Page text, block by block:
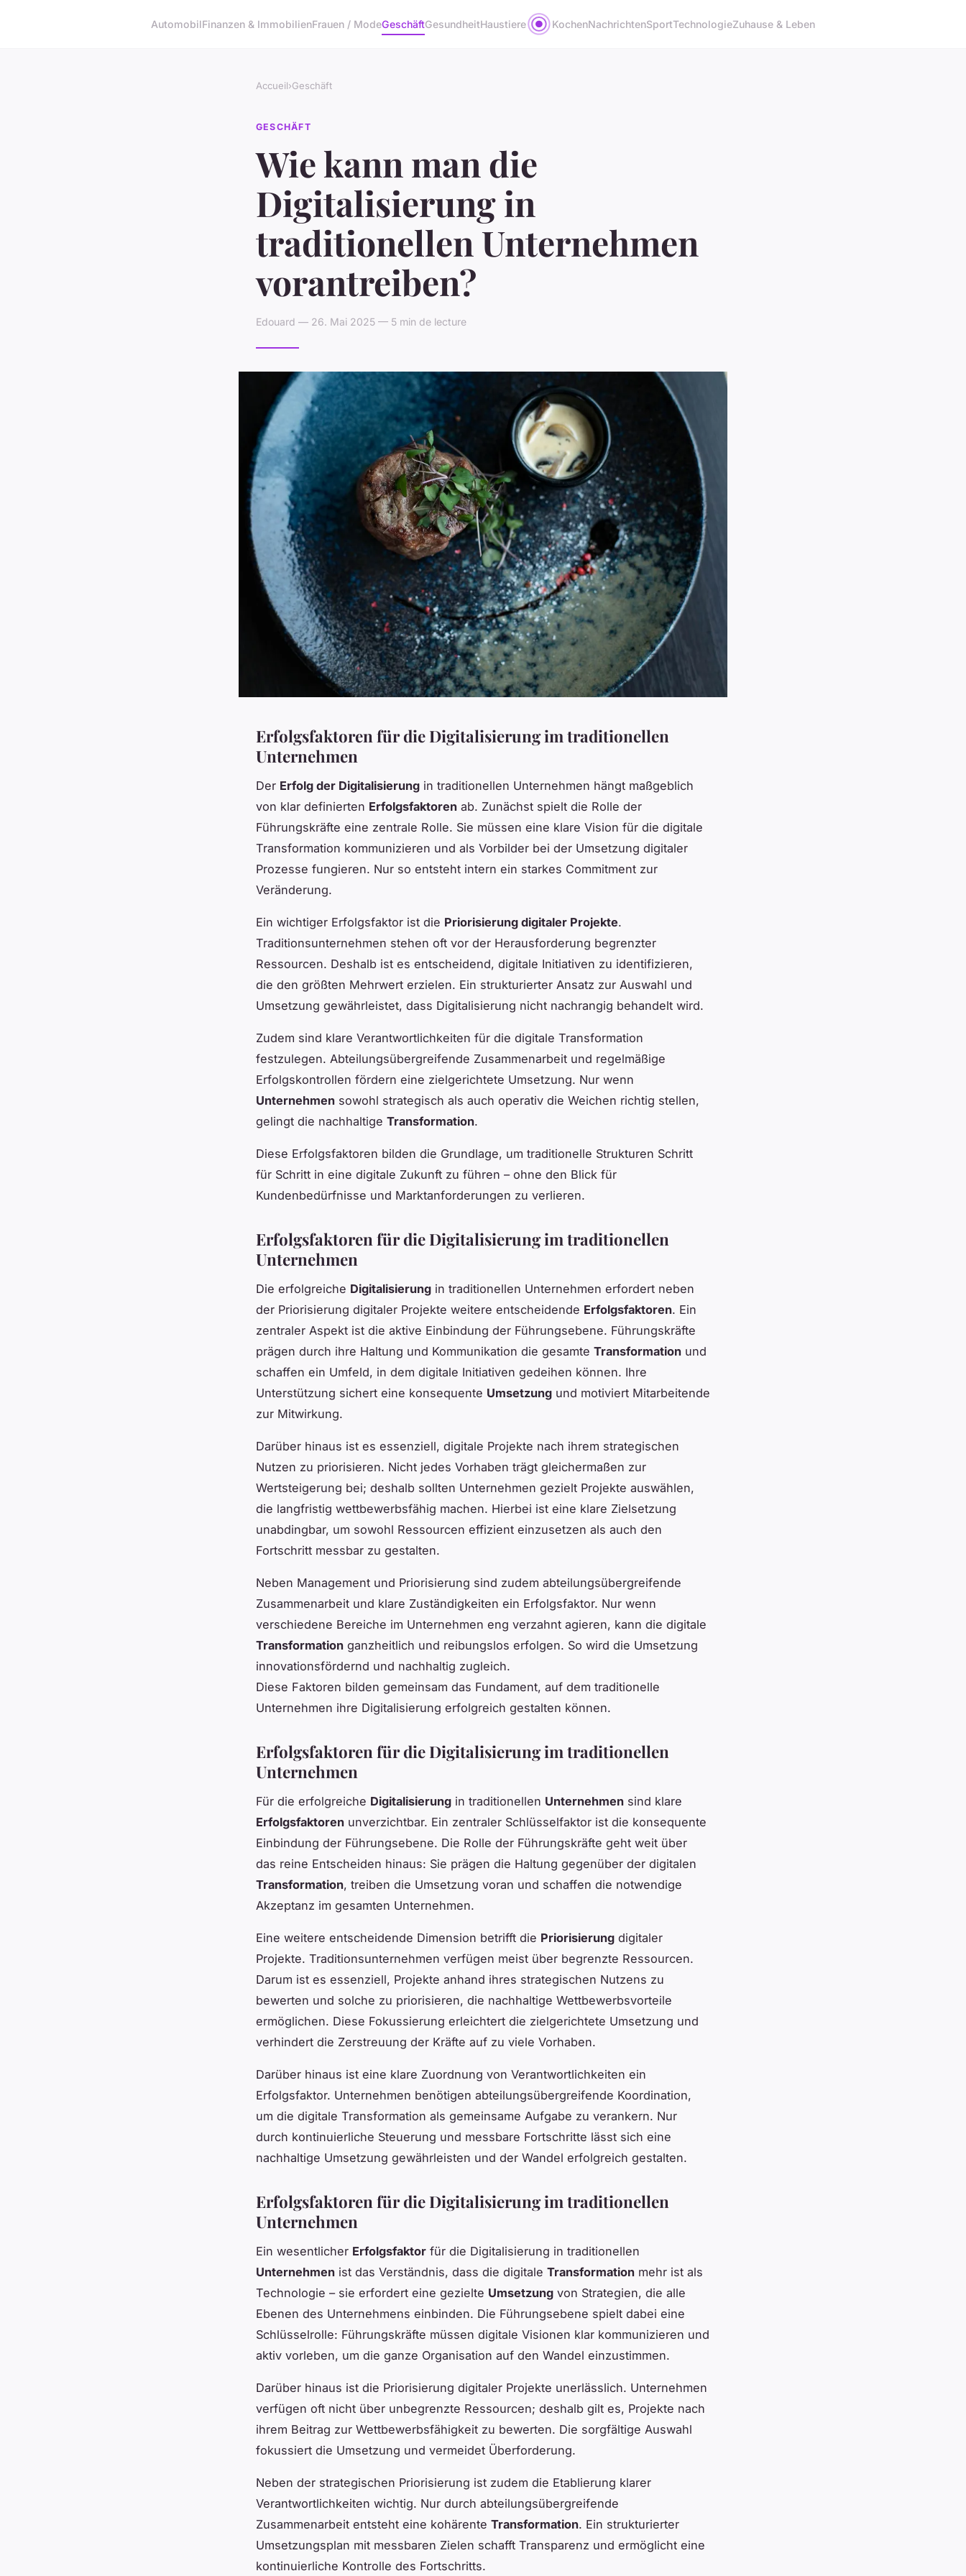
AutomobilFinanzen & ImmobilienFrauen / ModeGeschäftGesundheitHaustiere KochenNachrichtenSportTechnologieZuhause & Leben
Accueil›Geschäft
GESCHÄFT
Wie kann man die
Digitalisierung in
traditionellen Unternehmen
vorantreiben?
Edouard — 26. Mai 2025 — 5 min de lecture
Erfolgsfaktoren für die Digitalisierung im traditionellen
Unternehmen
Der Erfolg der Digitalisierung in traditionellen Unternehmen hängt maßgeblich
von klar definierten Erfolgsfaktoren ab. Zunächst spielt die Rolle der
Führungskräfte eine zentrale Rolle. Sie müssen eine klare Vision für die digitale
Transformation kommunizieren und als Vorbilder bei der Umsetzung digitaler
Prozesse fungieren. Nur so entsteht intern ein starkes Commitment zur
Veränderung.
Ein wichtiger Erfolgsfaktor ist die Priorisierung digitaler Projekte.
Traditionsunternehmen stehen oft vor der Herausforderung begrenzter
Ressourcen. Deshalb ist es entscheidend, digitale Initiativen zu identifizieren,
die den größten Mehrwert erzielen. Ein strukturierter Ansatz zur Auswahl und
Umsetzung gewährleistet, dass Digitalisierung nicht nachrangig behandelt wird.
Zudem sind klare Verantwortlichkeiten für die digitale Transformation
festzulegen. Abteilungsübergreifende Zusammenarbeit und regelmäßige
Erfolgskontrollen fördern eine zielgerichtete Umsetzung. Nur wenn
Unternehmen sowohl strategisch als auch operativ die Weichen richtig stellen,
gelingt die nachhaltige Transformation.
Diese Erfolgsfaktoren bilden die Grundlage, um traditionelle Strukturen Schritt
für Schritt in eine digitale Zukunft zu führen – ohne den Blick für
Kundenbedürfnisse und Marktanforderungen zu verlieren.
Erfolgsfaktoren für die Digitalisierung im traditionellen
Unternehmen
Die erfolgreiche Digitalisierung in traditionellen Unternehmen erfordert neben
der Priorisierung digitaler Projekte weitere entscheidende Erfolgsfaktoren. Ein
zentraler Aspekt ist die aktive Einbindung der Führungsebene. Führungskräfte
prägen durch ihre Haltung und Kommunikation die gesamte Transformation und
schaffen ein Umfeld, in dem digitale Initiativen gedeihen können. Ihre
Unterstützung sichert eine konsequente Umsetzung und motiviert Mitarbeitende
zur Mitwirkung.
Darüber hinaus ist es essenziell, digitale Projekte nach ihrem strategischen
Nutzen zu priorisieren. Nicht jedes Vorhaben trägt gleichermaßen zur
Wertsteigerung bei; deshalb sollten Unternehmen gezielt Projekte auswählen,
die langfristig wettbewerbsfähig machen. Hierbei ist eine klare Zielsetzung
unabdingbar, um sowohl Ressourcen effizient einzusetzen als auch den
Fortschritt messbar zu gestalten.
Neben Management und Priorisierung sind zudem abteilungsübergreifende
Zusammenarbeit und klare Zuständigkeiten ein Erfolgsfaktor. Nur wenn
verschiedene Bereiche im Unternehmen eng verzahnt agieren, kann die digitale
Transformation ganzheitlich und reibungslos erfolgen. So wird die Umsetzung
innovationsfördernd und nachhaltig zugleich.
Diese Faktoren bilden gemeinsam das Fundament, auf dem traditionelle
Unternehmen ihre Digitalisierung erfolgreich gestalten können.
Erfolgsfaktoren für die Digitalisierung im traditionellen
Unternehmen
Für die erfolgreiche Digitalisierung in traditionellen Unternehmen sind klare
Erfolgsfaktoren unverzichtbar. Ein zentraler Schlüsselfaktor ist die konsequente
Einbindung der Führungsebene. Die Rolle der Führungskräfte geht weit über
das reine Entscheiden hinaus: Sie prägen die Haltung gegenüber der digitalen
Transformation, treiben die Umsetzung voran und schaffen die notwendige
Akzeptanz im gesamten Unternehmen.
Eine weitere entscheidende Dimension betrifft die Priorisierung digitaler
Projekte. Traditionsunternehmen verfügen meist über begrenzte Ressourcen.
Darum ist es essenziell, Projekte anhand ihres strategischen Nutzens zu
bewerten und solche zu priorisieren, die nachhaltige Wettbewerbsvorteile
ermöglichen. Diese Fokussierung erleichtert die zielgerichtete Umsetzung und
verhindert die Zerstreuung der Kräfte auf zu viele Vorhaben.
Darüber hinaus ist eine klare Zuordnung von Verantwortlichkeiten ein
Erfolgsfaktor. Unternehmen benötigen abteilungsübergreifende Koordination,
um die digitale Transformation als gemeinsame Aufgabe zu verankern. Nur
durch kontinuierliche Steuerung und messbare Fortschritte lässt sich eine
nachhaltige Umsetzung gewährleisten und der Wandel erfolgreich gestalten.
Erfolgsfaktoren für die Digitalisierung im traditionellen
Unternehmen
Ein wesentlicher Erfolgsfaktor für die Digitalisierung in traditionellen
Unternehmen ist das Verständnis, dass die digitale Transformation mehr ist als
Technologie – sie erfordert eine gezielte Umsetzung von Strategien, die alle
Ebenen des Unternehmens einbinden. Die Führungsebene spielt dabei eine
Schlüsselrolle: Führungskräfte müssen digitale Visionen klar kommunizieren und
aktiv vorleben, um die ganze Organisation auf den Wandel einzustimmen.
Darüber hinaus ist die Priorisierung digitaler Projekte unerlässlich. Unternehmen
verfügen oft nicht über unbegrenzte Ressourcen; deshalb gilt es, Projekte nach
ihrem Beitrag zur Wettbewerbsfähigkeit zu bewerten. Die sorgfältige Auswahl
fokussiert die Umsetzung und vermeidet Überforderung.
Neben der strategischen Priorisierung ist zudem die Etablierung klarer
Verantwortlichkeiten wichtig. Nur durch abteilungsübergreifende
Zusammenarbeit entsteht eine kohärente Transformation. Ein strukturierter
Umsetzungsplan mit messbaren Zielen schafft Transparenz und ermöglicht eine
kontinuierliche Kontrolle des Fortschritts.